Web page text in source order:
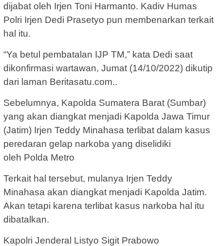
dijabat oleh Irjen Toni Harmanto. Kadiv Humas
Polri Irjen Dedi Prasetyo pun membenarkan terkait
hal itu.
“Ya betul pembatalan IJP TM,” kata Dedi saat
dikonfirmasi wartawan, Jumat (14/10/2022) dikutip
dari laman Beritasatu.com..
Sebelumnya, Kapolda Sumatera Barat (Sumbar)
yang akan diangkat menjadi Kapolda Jawa Timur
(Jatim) Irjen Teddy Minahasa terlibat dalam kasus
peredaran gelap narkoba yang diselidiki
oleh Polda Metro
Terkait hal tersebut, mulanya Irjen Teddy
Minahasa akan diangkat menjadi Kapolda Jatim.
Akan tetapi karena terlibat kasus narkoba hal itu
dibatalkan.
Kapolri Jenderal Listyo Sigit Prabowo